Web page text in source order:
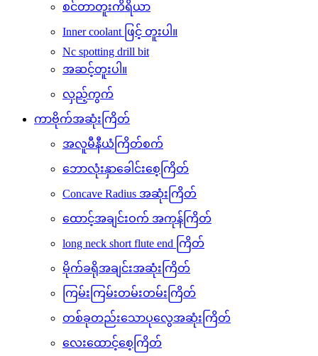
စင်တာတူးကိရိယာ
Inner coolant ဖြင့် တူးပါ။
Nc spotting drill bit
အဆင့်တူးပါ။
လှည့်ကွက်
ကာဗိုက်အဆုံးကြိတ်
အလူမီနီယံကြိတ်စက်
ဘောလုံးနှာခေါင်းစေ့ကြိတ်
Concave Radius အဆုံးကြိတ်
ထောင့်အချင်းဝက် အကုန်ကြိတ်
long neck short flute end ကြိတ်
မိုက်ခရိုအချင်းအဆုံးကြိတ်
ကြမ်းကြမ်းတမ်းတမ်းကြိတ်
တစ်ခုတည်းသောပုလွေအဆုံးကြိတ်
လေးထောင့်စေ့ကြိတ်